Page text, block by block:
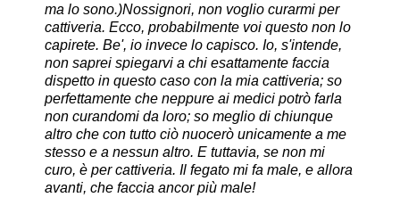
ma lo sono.)Nossignori, non voglio curarmi per
cattiveria. Ecco, probabilmente voi questo non lo
capirete. Be', io invece lo capisco. Io, s'intende,
non saprei spiegarvi a chi esattamente faccia
dispetto in questo caso con la mia cattiveria; so
perfettamente che neppure ai medici potrò farla
non curandomi da loro; so meglio di chiunque
altro che con tutto ciò nuocerò unicamente a me
stesso e a nessun altro. E tuttavia, se non mi
curo, è per cattiveria. Il fegato mi fa male, e allora
avanti, che faccia ancor più male!